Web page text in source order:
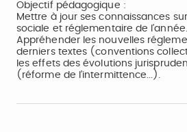
Objectif pédagogique :
Mettre à jour ses connaissances
sociale et réglementaire de l’année.
Appréhender les nouvelles
derniers textes (conventions
les effets des évolutions
(réforme de l’intermittence...).